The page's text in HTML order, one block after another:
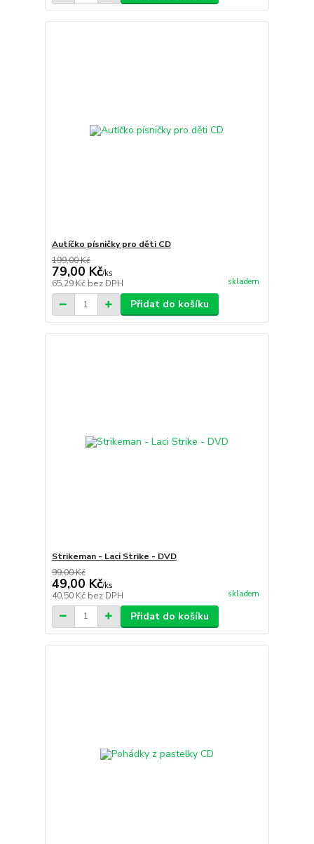
Autíčko písničky pro děti CD
199,00 Kč
79,00 Kč/ks
65,29 Kč bez DPH skladem
Přidat do košíku
Strikeman - Laci Strike - DVD
99,00 Kč
49,00 Kč/ks
40,50 Kč bez DPH skladem
Přidat do košíku